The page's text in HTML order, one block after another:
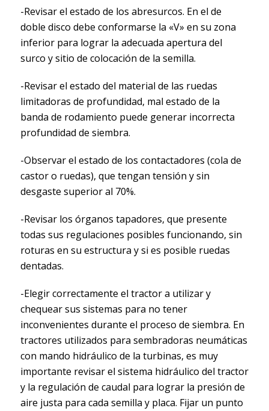
-Revisar el estado de los abresurcos. En el de
doble disco debe conformarse la «V» en su zona
inferior para lograr la adecuada apertura del
surco y sitio de colocación de la semilla.
-Revisar el estado del material de las ruedas
limitadoras de profundidad, mal estado de la
banda de rodamiento puede generar incorrecta
profundidad de siembra.
-Observar el estado de los contactadores (cola de
castor o ruedas), que tengan tensión y sin
desgaste superior al 70%.
-Revisar los órganos tapadores, que presente
todas sus regulaciones posibles funcionando, sin
roturas en su estructura y si es posible ruedas
dentadas.
-Elegir correctamente el tractor a utilizar y
chequear sus sistemas para no tener
inconvenientes durante el proceso de siembra. En
tractores utilizados para sembradoras neumáticas
con mando hidráulico de la turbinas, es muy
importante revisar el sistema hidráulico del tractor
y la regulación de caudal para lograr la presión de
aire justa para cada semilla y placa. Fijar un punto